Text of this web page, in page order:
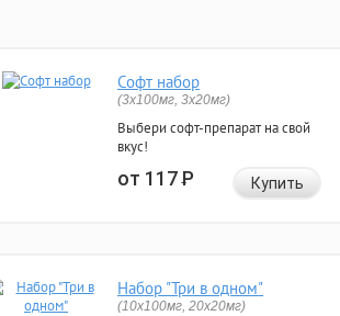
Софт набор
(3x100мг, 3x20мг)
Выбери софт-препарат на свой
вкус!
от 117Р Купить
Набор "Три в одном"
(10x100мг, 20x20мг)